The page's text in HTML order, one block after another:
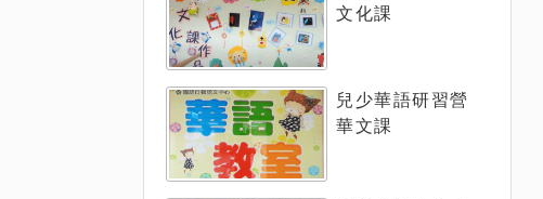
文化課
兒少華語研習營
華文課